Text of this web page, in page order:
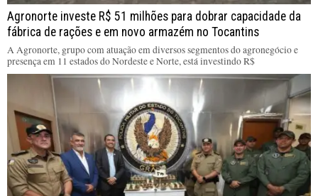
Agronorte investe R$ 51 milhões para dobrar capacidade da
fábrica de rações e em novo armazém no Tocantins
A Agronorte, grupo com atuação em diversos segmentos do agronegócio e
presença em 11 estados do Nordeste e Norte, está investindo R$